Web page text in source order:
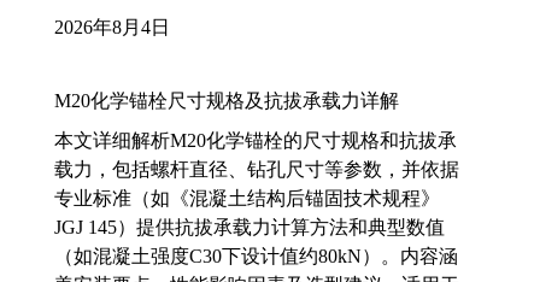
2026年8月4日
M20化学锚栓尺寸规格及抗拔承载力详解
本文详细解析M20化学锚栓的尺寸规格和抗拔承
载力，包括螺杆直径、钻孔尺寸等参数，并依据
专业标准（如《混凝土结构后锚固技术规程》
JGJ 145）提供抗拔承载力计算方法和典型数值
（如混凝土强度C30下设计值约80kN）。内容涵